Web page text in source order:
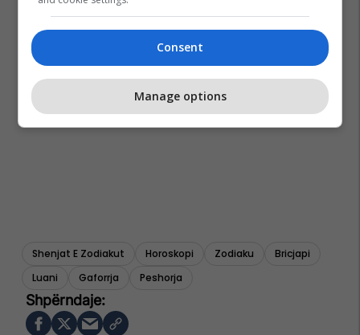
Shenjat E Zodiakut Horoskopi Zodiaku
Bricjapi
Luani
Gaforrja Peshorja
Consent
Manage options